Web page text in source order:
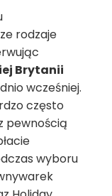
rodzaje
Brytanii
wcześniej.
często
pewnością
wyboru